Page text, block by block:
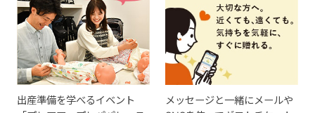
出産準備を学べるイベント
メッセージと一緒にメールや